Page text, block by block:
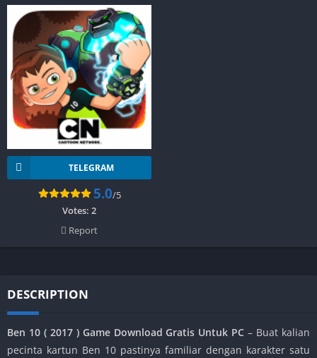
TELEGRAM
5.0/5
Votes: 2
Report
DESCRIPTION
Ben 10 ( 2017 ) Game Download Gratis Untuk PC – Buat kalian
pecinta kartun Ben 10 pastinya familiar dengan karakter satu